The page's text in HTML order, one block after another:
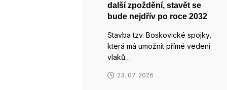
další zpoždění, stavět se
bude nejdřív po roce 2032
Stavba tzv. Boskovické spojky,
která má umožnit přímé vedení
vlaků…
23. 07. 2026